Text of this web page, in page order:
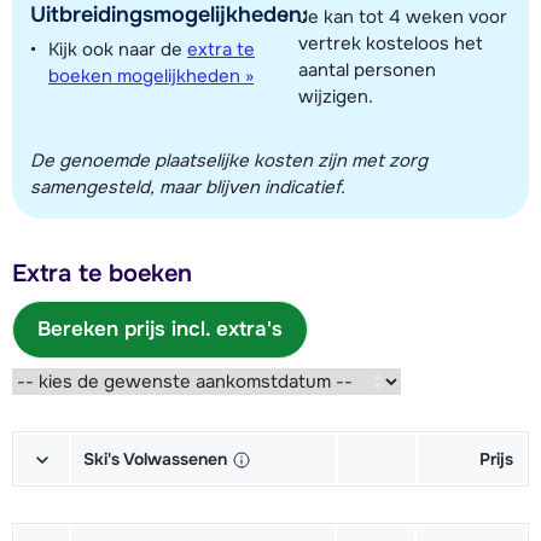
Uitbreidingsmogelijkheden:
Kijk ook naar de extra te
boeken mogelijkheden »
Je kan tot 4 weken voor
vertrek kosteloos het
aantal personen
wijzigen.
De genoemde plaatselijke kosten zijn met zorg
samengesteld, maar blijven indicatief.
Extra te boeken
Bereken prijs incl. extra's
Ski's Volwassenen Prijs